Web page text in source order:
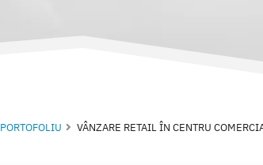
PORTOFOLIU VÂNZARE RETAIL ÎN CENTRU